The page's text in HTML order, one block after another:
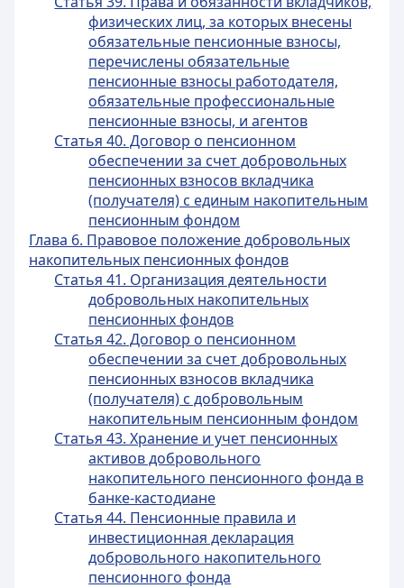
физических лиц, за которых внесены
обязательные пенсионные взносы,
перечислены обязательные
пенсионные взносы работодателя,
обязательные профессиональные
пенсионные взносы, и агентов
Статья 40. Договор о пенсионном
обеспечении за счет добровольных
пенсионных взносов вкладчика
(получателя) с единым накопительным
пенсионным фондом
Глава 6. Правовое положение добровольных
накопительных пенсионных фондов
Статья 41. Организация деятельности
добровольных накопительных
пенсионных фондов
Статья 42. Договор о пенсионном
обеспечении за счет добровольных
пенсионных взносов вкладчика
(получателя) с добровольным
накопительным пенсионным фондом
Статья 43. Хранение и учет пенсионных
активов добровольного
накопительного пенсионного фонда в
банке-кастодиане
Статья 44. Пенсионные правила и
инвестиционная декларация
добровольного накопительного
пенсионного фонда